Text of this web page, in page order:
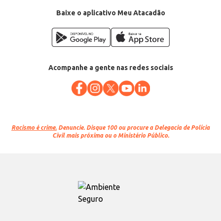
Baixe o aplicativo Meu Atacadão
Acompanhe a gente nas redes sociais
Racismo é crime. Denuncie. Disque 100 ou procure a Delegacia de Polícia
Civil mais próxima ou o Ministério Público.